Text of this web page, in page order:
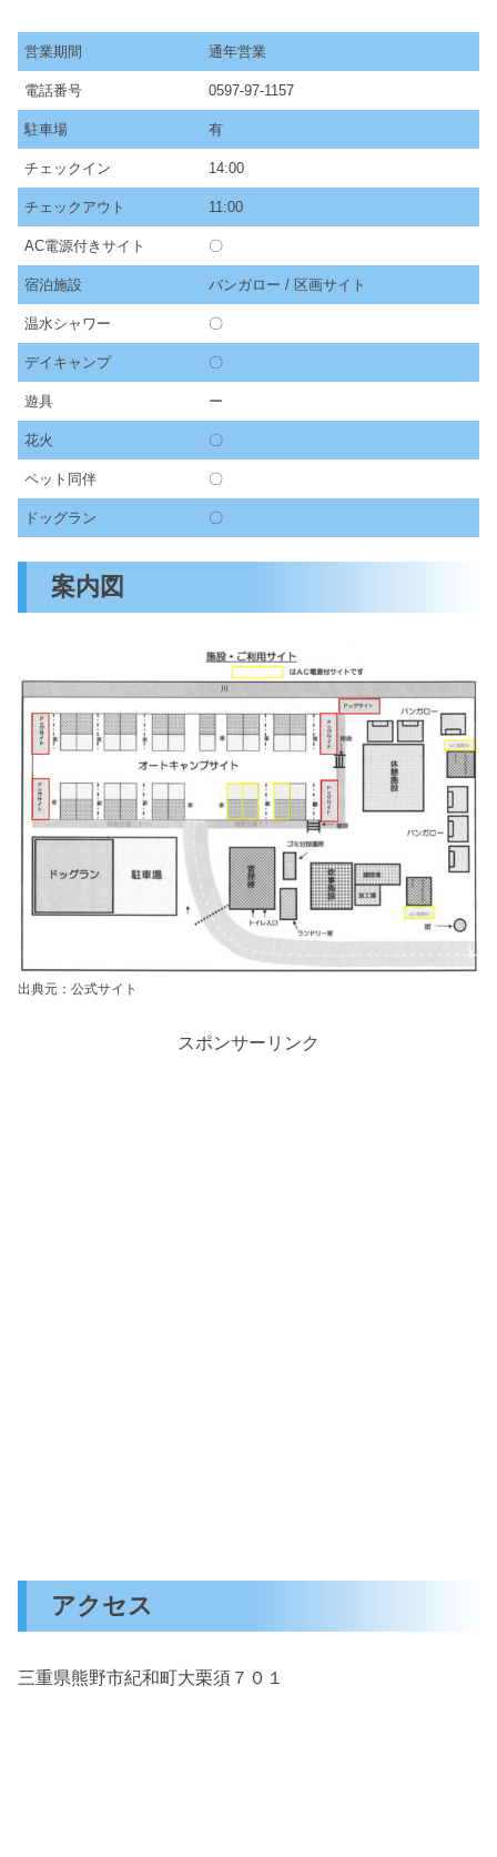
営業期間 通年営業
電話番号 0597-97-1157
駐車場 有
チェックイン 14:00
チェックアウト 11:00
AC電源付きサイト 〇
宿泊施設 バンガロー / 区画サイト
温水シャワー 〇
デイキャンプ 〇
遊具 ー
花火 〇
ペット同伴 〇
ドッグラン 〇
案内図
出典元：公式サイト
スポンサーリンク
アクセス
三重県熊野市紀和町大栗須７０１